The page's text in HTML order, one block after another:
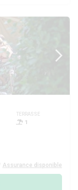
TERRASSE
1
Assurance disponible